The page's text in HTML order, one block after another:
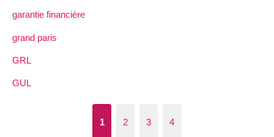
garantie financière
grand paris
GRL
GUL
1 2 3 4